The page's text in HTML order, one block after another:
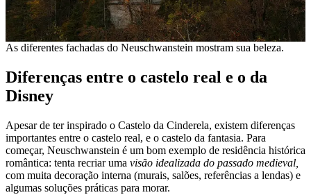
As diferentes fachadas do Neuschwanstein mostram sua beleza.
Diferenças entre o castelo real e o da
Disney
Apesar de ter inspirado o Castelo da Cinderela, existem diferenças
importantes entre o castelo real, e o castelo da fantasia. Para
começar, Neuschwanstein é um bom exemplo de residência histórica
romântica: tenta recriar uma visão idealizada do passado medieval,
com muita decoração interna (murais, salões, referências a lendas) e
algumas soluções práticas para morar.